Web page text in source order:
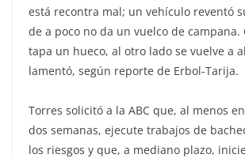
está recontra mal; un vehículo reventó
de a poco no da un vuelco de campana.
tapa un hueco, al otro lado se vuelve a
lamentó, según reporte de Erbol-Tarija.
Torres solicitó a la ABC que, al menos
dos semanas, ejecute trabajos de
los riesgos y que, a mediano plazo,